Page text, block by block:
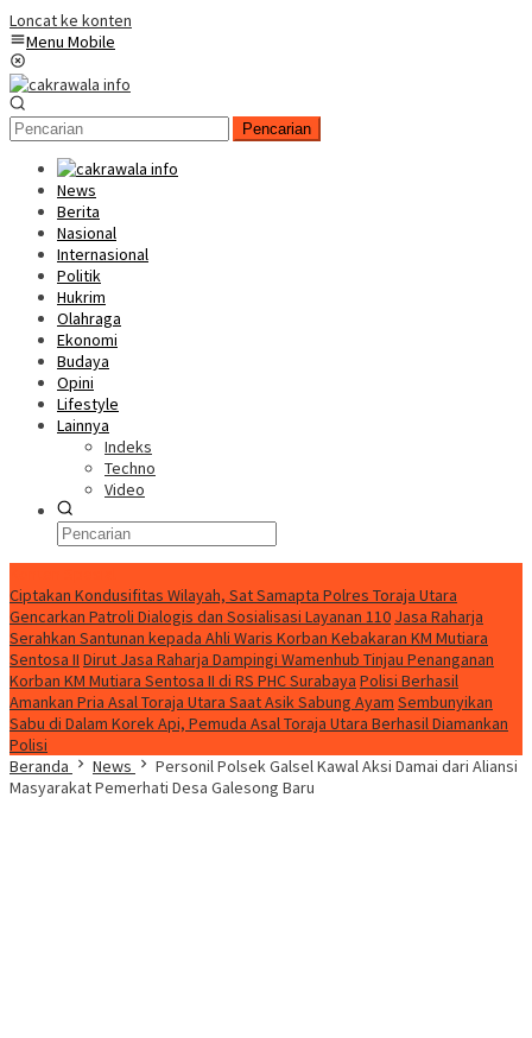
Loncat ke konten
Menu Mobile
Pencarian
News
Berita
Nasional
Internasional
Politik
Hukrim
Olahraga
Ekonomi
Budaya
Opini
Lifestyle
Lainnya
Indeks
Techno
Video
Ciptakan Kondusifitas Wilayah, Sat Samapta Polres Toraja Utara
Gencarkan Patroli Dialogis dan Sosialisasi Layanan 110 Jasa Raharja
Serahkan Santunan kepada Ahli Waris Korban Kebakaran KM Mutiara
Sentosa II Dirut Jasa Raharja Dampingi Wamenhub Tinjau Penanganan
Korban KM Mutiara Sentosa II di RS PHC Surabaya Polisi Berhasil
Amankan Pria Asal Toraja Utara Saat Asik Sabung Ayam Sembunyikan
Sabu di Dalam Korek Api, Pemuda Asal Toraja Utara Berhasil Diamankan
Polisi
Beranda
News
Personil Polsek Galsel Kawal Aksi Damai dari Aliansi
Masyarakat Pemerhati Desa Galesong Baru